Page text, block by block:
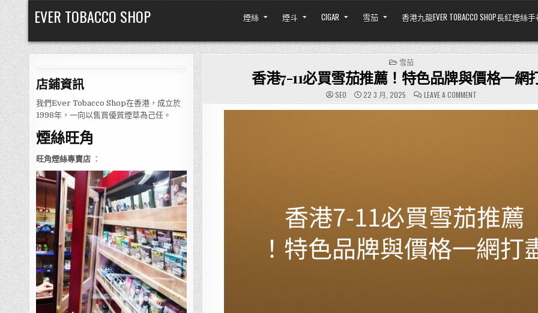
Skip
to
content
EVER TOBACCO SHOP 煙絲 煙斗 CIGAR 雪茄 香港九龍EVER TOBACCO SHOP長紅煙
店鋪資訊
我們Ever Tobacco Shop在香港，成立於
1998年，一向以售買優質煙草為己任。
煙絲旺角
旺角煙絲專賣店 ：
POSTED
IN
雪茄
香港7-11必買雪茄推薦！特色品牌與價格一網
SEO 22 3 月, 2025 LEAVE A COMMENTON
香
港
價
格
一
網
打
盡